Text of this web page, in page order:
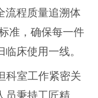
流程质量追溯体
准，确保每一件
临床使用一线。
科室工作紧密关
员秉持工匠精